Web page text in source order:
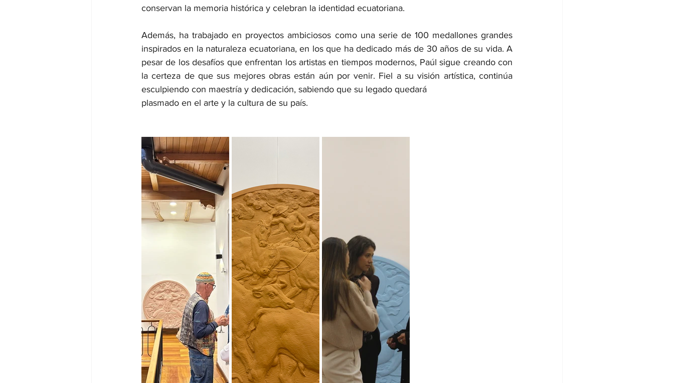
conservan la memoria histórica y celebran la identidad ecuatoriana.
Además, ha trabajado en proyectos ambiciosos como una serie de 100 medallones grandes
inspirados en la naturaleza ecuatoriana, en los que ha dedicado más de 30 años de su vida. A
pesar de los desafíos que enfrentan los artistas en tiempos modernos, Paúl sigue creando con
la certeza de que sus mejores obras están aún por venir. Fiel a su visión artística, continúa
esculpiendo con maestría y dedicación, sabiendo que su legado quedará
plasmado en el arte y la cultura de su país.